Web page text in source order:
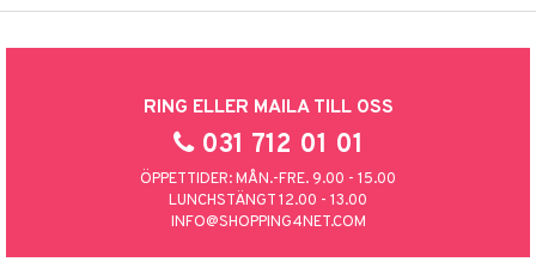
RING ELLER MAILA TILL OSS
031 712 01 01
ÖPPETTIDER: MÅN.-FRE. 9.00 - 15.00
LUNCHSTÄNGT 12.00 - 13.00
INFO@SHOPPING4NET.COM